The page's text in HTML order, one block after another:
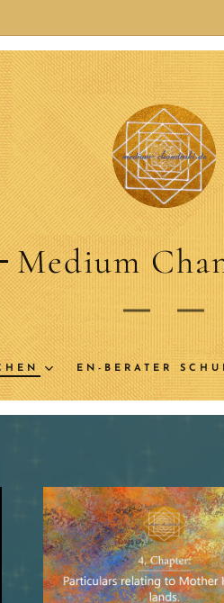
Medium
EN-BERATER